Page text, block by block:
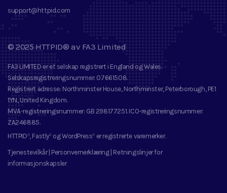
support@httpid.com
©2025 HTTPID®av FA3 Limited
FA3 LIMITED er et selskap registrert i England og Wales.
Selskapsregistreringsnummer: 07661508.
Registrert adresse: Northminster House, Northminster, Peterborough, PE1
1YN, United Kingdom.
MVA-registreringsnummer: GB 298177251. ICO-registreringsnummer:
ZA246885.
HTTPID®, Fastly® ogWordPress® er registrerte varemerker.
Tjenestevilkår| Personvernerklæring| Retningslinjer for
informasjonskapsler